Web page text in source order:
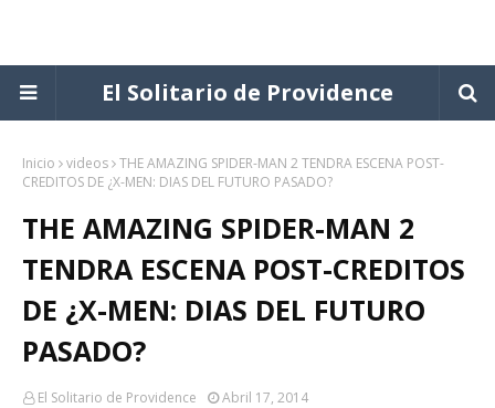
El Solitario de Providence
Inicio videos THE AMAZING SPIDER-MAN 2 TENDRA ESCENA POST-
CREDITOS DE ¿X-MEN: DIAS DEL FUTURO PASADO?
THE AMAZING SPIDER-MAN 2
TENDRA ESCENA POST-CREDITOS
DE ¿X-MEN: DIAS DEL FUTURO
PASADO?
El Solitario de Providence Abril 17, 2014